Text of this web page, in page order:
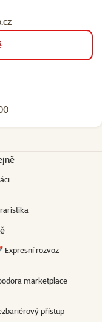
Expresní rozvoz
marketplace
přístup